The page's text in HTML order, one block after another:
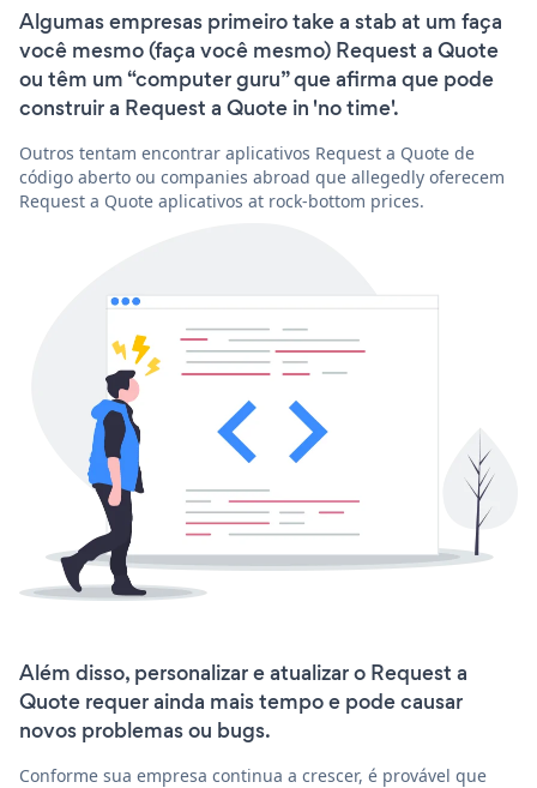
Algumas empresas primeiro take a stab at um faça
você mesmo (faça você mesmo) Request a Quote
ou têm um “computer guru” que afirma que pode
construir a Request a Quote in 'no time'.
Outros tentam encontrar aplicativos Request a Quote de
código aberto ou companies abroad que allegedly oferecem
Request a Quote aplicativos at rock-bottom prices.
Além disso, personalizar e atualizar o Request a
Quote requer ainda mais tempo e pode causar
novos problemas ou bugs.
Conforme sua empresa continua a crescer, é provável que